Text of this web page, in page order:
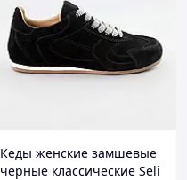
Кеды женские замшевые
черные классические Seli